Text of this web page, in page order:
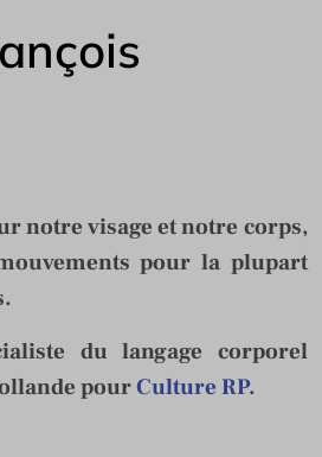
notre visage et notre corps,
pour la plupart
du langage corporel
pourCulture RP.